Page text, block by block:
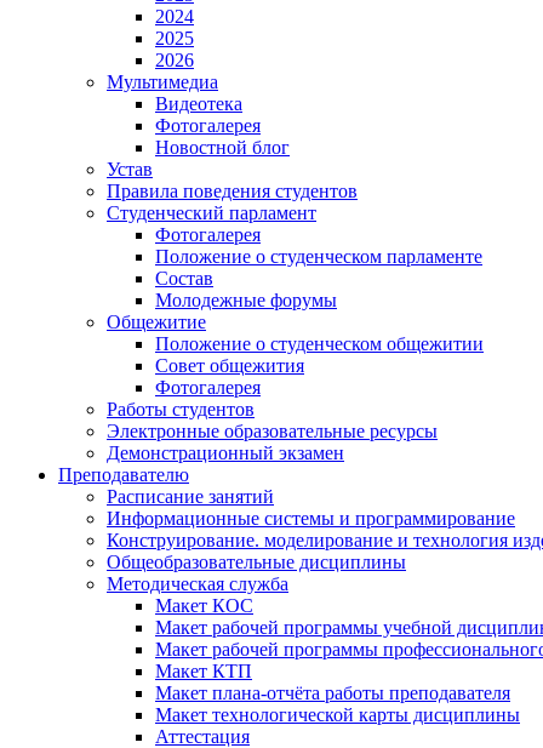
2024
2025
2026
Мультимедиа
Видеотека
Фотогалерея
Новостной блог
Устав
Правила поведения студентов
Студенческий парламент
Фотогалерея
Положение о студенческом парламенте
Состав
Молодежные форумы
Общежитие
Положение о студенческом общежитии
Совет общежития
Фотогалерея
Работы студентов
Электронные образовательные ресурсы
Демонстрационный экзамен
Преподавателю
Расписание занятий
Информационные системы и программирование
Конструирование. моделирование и технология
Общеобразовательные дисциплины
Методическая служба
Макет КОС
Макет рабочей программы учебной
Макет рабочей программы
Макет КТП
Макет плана-отчёта работы преподавателя
Макет технологической карты дисциплины
Аттестация